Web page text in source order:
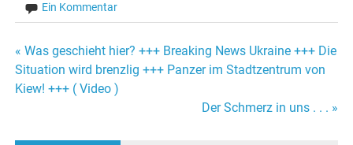
Ein Kommentar
Beitrags-
Navigation
« Was geschieht hier? +++ Breaking News Ukraine +++ Die
Situation wird brenzlig +++ Panzer im Stadtzentrum von
Kiew! +++ ( Video )
Der Schmerz in uns . . . »